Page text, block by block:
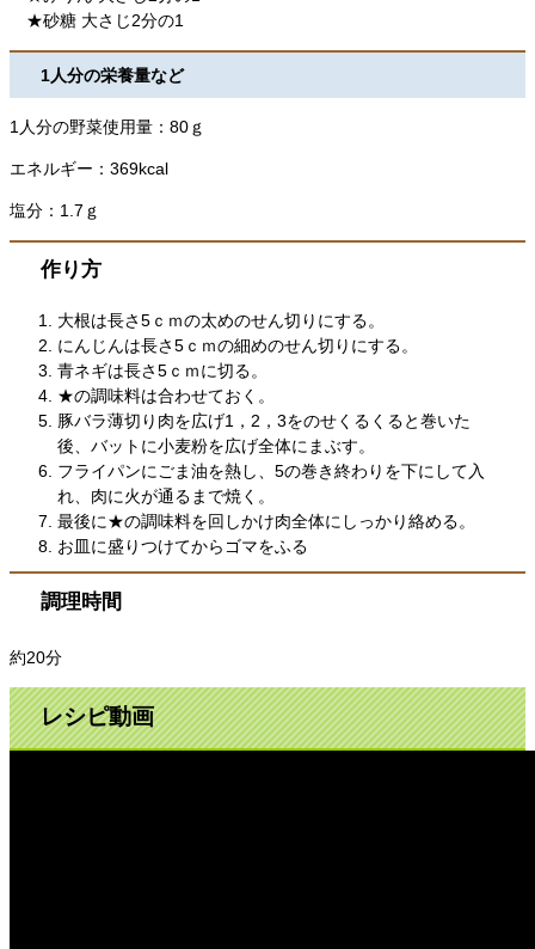
★砂糖 大さじ2分の1
1人分の栄養量など
1人分の野菜使用量：80ｇ
エネルギー：369kcal
塩分：1.7ｇ
作り方
大根は長さ5ｃｍの太めのせん切りにする。
にんじんは長さ5ｃｍの細めのせん切りにする。
青ネギは長さ5ｃｍに切る。
★の調味料は合わせておく。
豚バラ薄切り肉を広げ1，2，3をのせくるくると巻いた
後、バットに小麦粉を広げ全体にまぶす。
フライパンにごま油を熱し、5の巻き終わりを下にして入
れ、肉に火が通るまで焼く。
最後に★の調味料を回しかけ肉全体にしっかり絡める。
お皿に盛りつけてからゴマをふる
調理時間
約20分
レシピ動画